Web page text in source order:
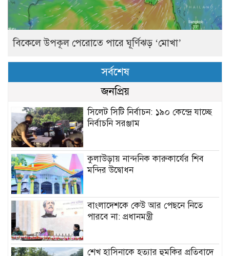
বিকেলে উপকূল পেরোতে পারে ঘূর্ণিঝড় ‘মোখা’
সর্বশেষ
জনপ্রিয়
সিলেট সিটি নির্বাচন: ১৯০ কেন্দ্রে যাচ্ছে
নির্বাচনি সরঞ্জাম
কুলাউড়ায় নান্দনিক কারুকার্যের শিব
মন্দির উদ্বোধন
বাংলাদেশকে কেউ আর পেছনে নিতে
পারবে না: প্রধানমন্ত্রী
শেখ হাসিনাকে হত্যার হুমকির প্রতিবাদে